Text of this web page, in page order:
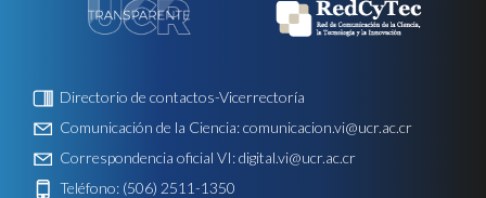
Directorio de contactos-Vicerrectoría
Comunicación de la Ciencia:comunicacion.vi@ucr.ac.cr
Correspondencia oficial VI:digital.vi@ucr.ac.cr
Teléfono: (506) 2511-1350